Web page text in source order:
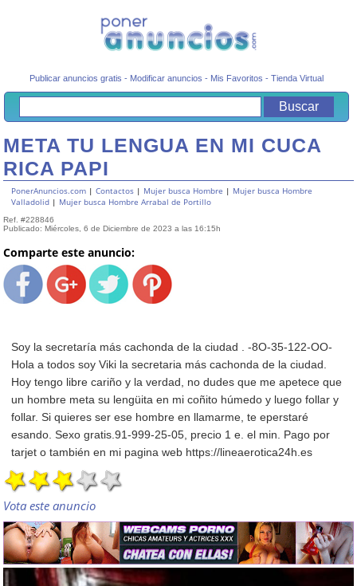
Publicar anuncios gratis - Modificar anuncios - Mis Favoritos -Tienda Virtual
META TU LENGUA EN MI CUCA
RICA PAPI
PonerAnuncios.com |Contactos | Mujer busca Hombre | Mujer busca Hombre
Valladolid | Mujer busca Hombre Arrabal de Portillo
Ref. #228846
Publicado: Miércoles, 6 de Diciembre de 2023 a las 16:15h
Comparte este anuncio:
Soy la secretaría más cachonda de la ciudad . -8O-35-122-OO-
Hola a todos soy Viki la secretaria más cachonda de la ciudad.
Hoy tengo libre cariño y la verdad, no dudes que me apetece que
un hombre meta su lengüita en mi coñito húmedo y luego follar y
follar. Si quieres ser ese hombre en llamarme, te eperstaré
esando. Sexo gratis.91-999-25-05, precio 1 e. el min. Pago por
tarjet o también en mi pagina web https://lineaerotica24h.es
Vota este anuncio